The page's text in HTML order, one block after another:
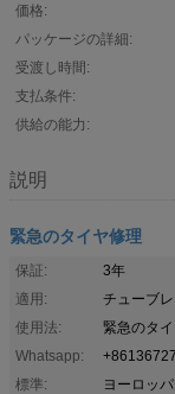
価格:
パッケージの詳細:
受渡し時間:
支払条件:
供給の能力:
説明
緊急のタイヤ修理
保証:
3年
適用:
チューブ
使用法:
緊急のタ
Whatsapp:
標準:
ヨーロッ